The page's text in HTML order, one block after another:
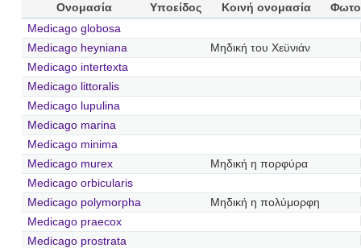
Ονομασία Υποείδος Κοινή ονομασία
Medicago globosa
Medicago heyniana
Μηδική του Χεϋνιάν
Medicago intertexta
Medicago littoralis
Medicago lupulina
Medicago marina
Medicago minima
Medicago murex
Μηδική η πορφύρα
Medicago orbicularis
Medicago polymorpha
Μηδική η πολύμορφη
Medicago praecox
Medicago prostrata